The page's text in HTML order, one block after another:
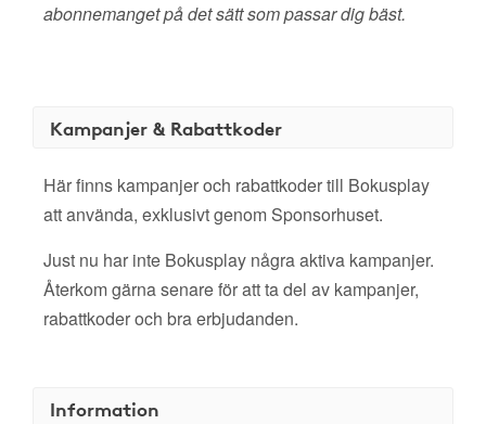
abonnemanget på det sätt som passar dig bäst.
Kampanjer & Rabattkoder
Här finns kampanjer och rabattkoder till Bokusplay
att använda, exklusivt genom Sponsorhuset.
Just nu har inte Bokusplay några aktiva kampanjer.
Återkom gärna senare för att ta del av kampanjer,
rabattkoder och bra erbjudanden.
Information